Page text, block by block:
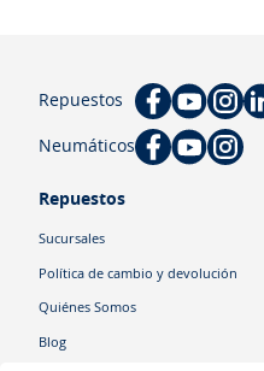
Repuestos
Neumáticos
Repuestos
Sucursales
Política de cambio y devolución
Quiénes Somos
Blog